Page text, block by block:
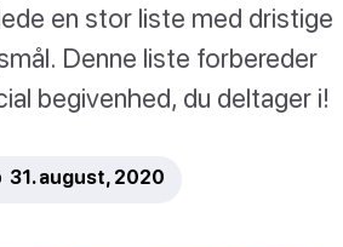
en stor liste med dristige
Denne liste forbereder
begivenhed, du deltager i!
august, 2020